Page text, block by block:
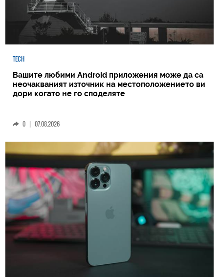
TECH
Вашите любими Android приложения може да са
неочакваният източник на местоположението ви
дори когато не го споделяте
0 | 07.08.2026